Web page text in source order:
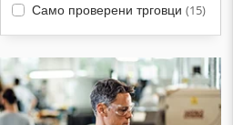
Само проверени трговци (15)